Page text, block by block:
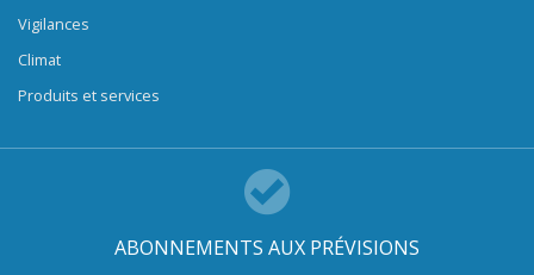
Vigilances
Climat
Produits et services
ABONNEMENTS AUX PRÉVISIONS